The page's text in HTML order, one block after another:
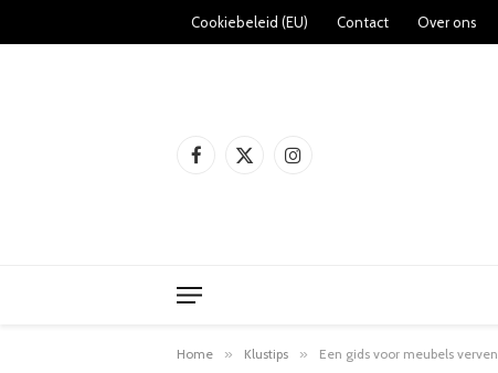
Cookiebeleid (EU) Contact Over ons
Facebook
X
Instagram
Home » Klustips » Een gids voor meubels verven